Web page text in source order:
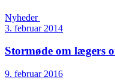
Nyheder
3. februar 2014
Stormøde om lægers
9. februar 2016